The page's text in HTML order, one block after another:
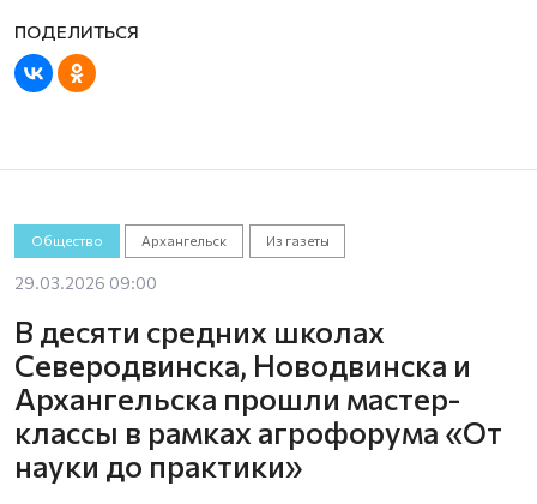
Общество Архангельск Из газеты
29.03.2026 09:00
В десяти средних школах
Северодвинска, Новодвинска и
Архангельска прошли мастер-
классы в рамках агрофорума «От
науки до практики»